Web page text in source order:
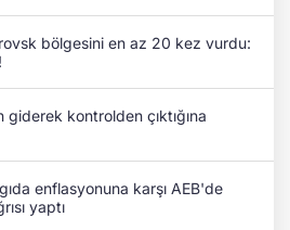
bölgesini en az 20 kez vurdu:
giderek kontrolden çıktığına
enflasyonuna karşı AEB'de
yaptı